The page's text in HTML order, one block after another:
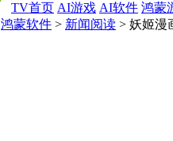
TV首页 AI游戏 AI软件 鸿蒙
鸿蒙软件 > 新闻阅读 > 妖姬漫